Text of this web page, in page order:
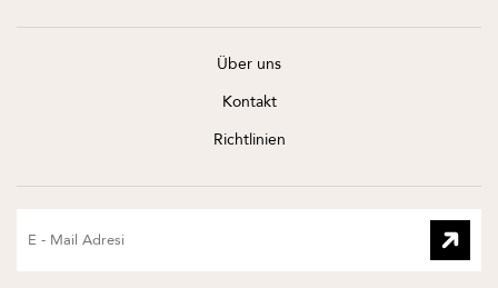
Über uns
Kontakt
Richtlinien